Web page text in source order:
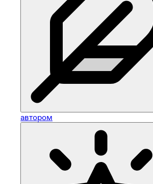
автором